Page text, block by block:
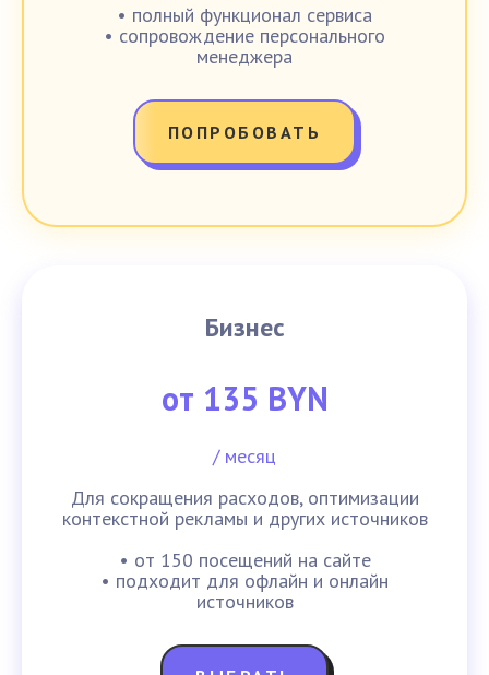
• полный функционал сервиса
• сопровождение персонального
менеджера
ПОПРОБОВАТЬ
Бизнес
от 135 BYN
/ месяц
Для сокращения расходов, оптимизации
контекстной рекламы и других источников
• от 150 посещений на сайте
• подходит для офлайн и онлайн
источников